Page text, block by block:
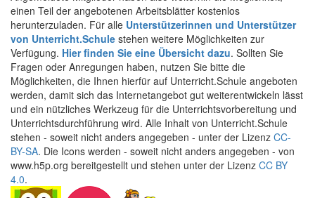
einen Teil der angebotenen Arbeitsblätter kostenlos
herunterzuladen. Für alle Unterstützerinnen und Unterstützer
von Unterricht.Schule stehen weitere Möglichkeiten zur
Verfügung. Hier finden Sie eine Übersicht dazu. Sollten Sie
Fragen oder Anregungen haben, nutzen Sie bitte die
Möglichkeiten, die Ihnen hierfür auf Unterricht.Schule angeboten
werden, damit sich das Internetangebot gut weiterentwickeln lässt
und ein nützliches Werkzeug für die Unterrichtsvorbereitung und
Unterrichtsdurchführung wird. Alle Inhalt von Unterricht.Schule
stehen - soweit nicht anders angegeben - unter der Lizenz CC-
BY-SA. Die Icons werden - soweit nicht anders angegeben - von
www.h5p.org bereitgestellt und stehen unter der Lizenz CC BY
4.0.